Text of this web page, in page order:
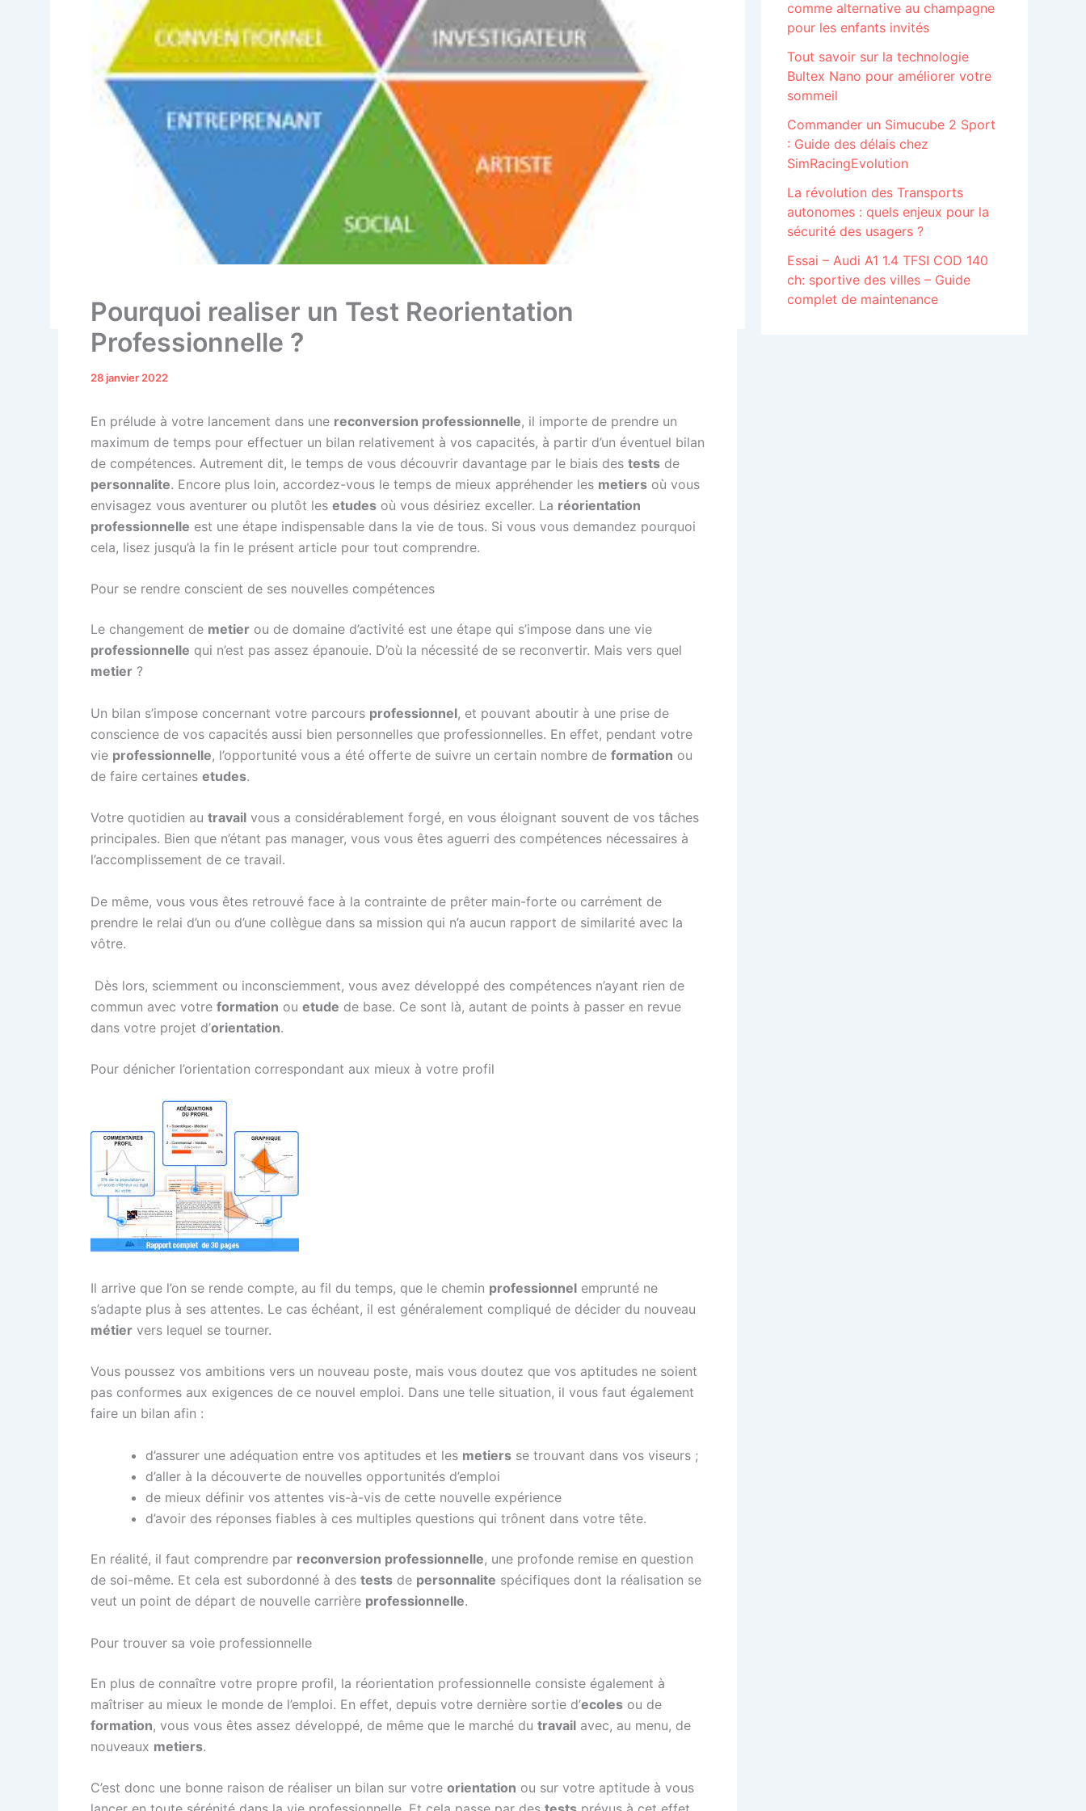
Pourquoi realiser un Test Reorientation
Professionnelle ?
28 janvier 2022
En prélude à votre lancement dans une reconversion professionnelle, il importe de prendre un
maximum de temps pour effectuer un bilan relativement à vos capacités, à partir d’un éventuel bilan
de compétences. Autrement dit, le temps de vous découvrir davantage par le biais des tests de
personnalite. Encore plus loin, accordez-vous le temps de mieux appréhender les metiers où vous
envisagez vous aventurer ou plutôt les etudes où vous désiriez exceller. La réorientation
professionnelle est une étape indispensable dans la vie de tous. Si vous vous demandez pourquoi
cela, lisez jusqu’à la fin le présent article pour tout comprendre.
Pour se rendre conscient de ses nouvelles compétences
Le changement de metier ou de domaine d’activité est une étape qui s’impose dans une vie
professionnelle qui n’est pas assez épanouie. D’où la nécessité de se reconvertir. Mais vers quel
metier ?
Un bilan s’impose concernant votre parcours professionnel, et pouvant aboutir à une prise de
conscience de vos capacités aussi bien personnelles que professionnelles. En effet, pendant votre
vie professionnelle, l’opportunité vous a été offerte de suivre un certain nombre de formation ou
de faire certaines etudes.
Votre quotidien au travail vous a considérablement forgé, en vous éloignant souvent de vos tâches
principales. Bien que n’étant pas manager, vous vous êtes aguerri des compétences nécessaires à
l’accomplissement de ce travail.
De même, vous vous êtes retrouvé face à la contrainte de prêter main-forte ou carrément de
prendre le relai d’un ou d’une collègue dans sa mission qui n’a aucun rapport de similarité avec la
vôtre.
Dès lors, sciemment ou inconsciemment, vous avez développé des compétences n’ayant rien de
commun avec votre formation ou etude de base. Ce sont là, autant de points à passer en revue
dans votre projet d’orientation.
Pour dénicher l’orientation correspondant aux mieux à votre profil
Il arrive que l’on se rende compte, au fil du temps, que le chemin professionnel emprunté ne
s’adapte plus à ses attentes. Le cas échéant, il est généralement compliqué de décider du nouveau
métier vers lequel se tourner.
Vous poussez vos ambitions vers un nouveau poste, mais vous doutez que vos aptitudes ne soient
pas conformes aux exigences de ce nouvel emploi. Dans une telle situation, il vous faut également
faire un bilan afin :
d’assurer une adéquation entre vos aptitudes et les metiers se trouvant dans vos viseurs ;
d’aller à la découverte de nouvelles opportunités d’emploi
de mieux définir vos attentes vis-à-vis de cette nouvelle expérience
d’avoir des réponses fiables à ces multiples questions qui trônent dans votre tête.
En réalité, il faut comprendre par reconversion professionnelle, une profonde remise en question
de soi-même. Et cela est subordonné à des tests de personnalite spécifiques dont la réalisation se
veut un point de départ de nouvelle carrière professionnelle.
Pour trouver sa voie professionnelle
En plus de connaître votre propre profil, la réorientation professionnelle consiste également à
maîtriser au mieux le monde de l’emploi. En effet, depuis votre dernière sortie d’ecoles ou de
formation, vous vous êtes assez développé, de même que le marché du travail avec, au menu, de
nouveaux metiers.
C’est donc une bonne raison de réaliser un bilan sur votre orientation ou sur votre aptitude à vous
comme alternative au champagne
pour les enfants invités
Tout savoir sur la technologie
Bultex Nano pour améliorer votre
sommeil
Commander un Simucube 2 Sport
: Guide des délais chez
SimRacingEvolution
La révolution des Transports
autonomes : quels enjeux pour la
sécurité des usagers ?
Essai – Audi A1 1.4 TFSI COD 140
ch: sportive des villes – Guide
complet de maintenance